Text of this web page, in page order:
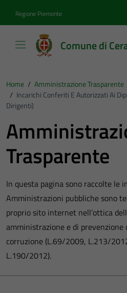
Regione Piemonte
Comune di
Home / Amministrazione Trasparente
/ Incarichi Conferiti E Autorizzati Ai
Dirigenti)
Trasparente
In questa pagina sono raccolte le
Amministrazioni pubbliche sono
proprio sito internet nell’ottica
amministrazione e di prevenzione
corruzione (L.69/2009, L.213/
L.190/2012).